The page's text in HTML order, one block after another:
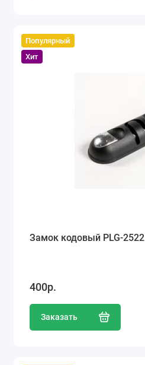
Популярный
Хит
Замок кодовый PLG-2522
400р.
Заказать